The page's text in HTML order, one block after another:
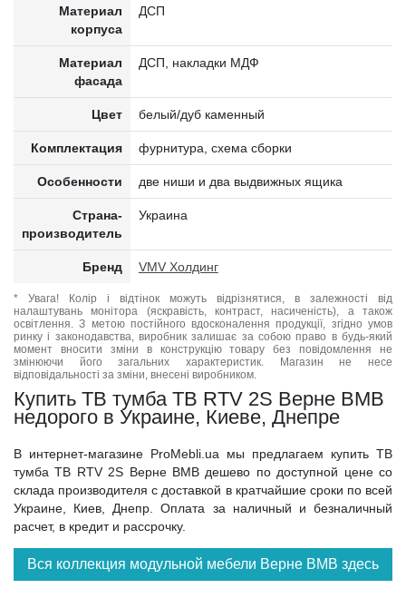
Материал
корпуса
ДСП
Материал
фасада
ДСП, накладки МДФ
Цвет белый/дуб каменный
Комплектация фурнитура, схема сборки
Особенности две ниши и два выдвижных ящика
Страна-
производитель
Украина
Бренд VMV Холдинг
* Увага! Колір і відтінок можуть відрізнятися, в залежності від
налаштувань монітора (яскравість, контраст, насиченість), а також
освітлення. З метою постійного вдосконалення продукції, згідно умов
ринку і законодавства, виробник залишає за собою право в будь-який
момент вносити зміни в конструкцію товару без повідомлення не
змінюючи його загальних характеристик. Магазин не несе
відповідальності за зміни, внесені виробником.
Купить ТВ тумба ТВ RTV 2S Верне ВМВ
недорого в Украине, Киеве, Днепре
В интернет-магазине ProMebli.ua мы предлагаем купить ТВ
тумба ТВ RTV 2S Верне ВМВ дешево по доступной цене со
склада производителя с доставкой в кратчайшие сроки по всей
Украине, Киев, Днепр. Оплата за наличный и безналичный
расчет, в кредит и рассрочку.
Вся коллекция модульной мебели Верне ВМВ здесь